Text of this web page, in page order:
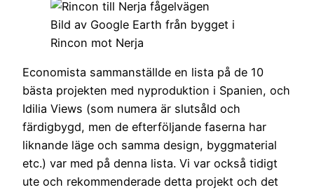
Bild av Google Earth från bygget i
Rincon mot Nerja
Economista sammanställde en lista på de 10
bästa projekten med nyproduktion i Spanien, och
Idilia Views (som numera är slutsåld och
färdigbygd, men de efterföljande faserna har
liknande läge och samma design, byggmaterial
etc.) var med på denna lista. Vi var också tidigt
ute och rekommenderade detta projekt och det